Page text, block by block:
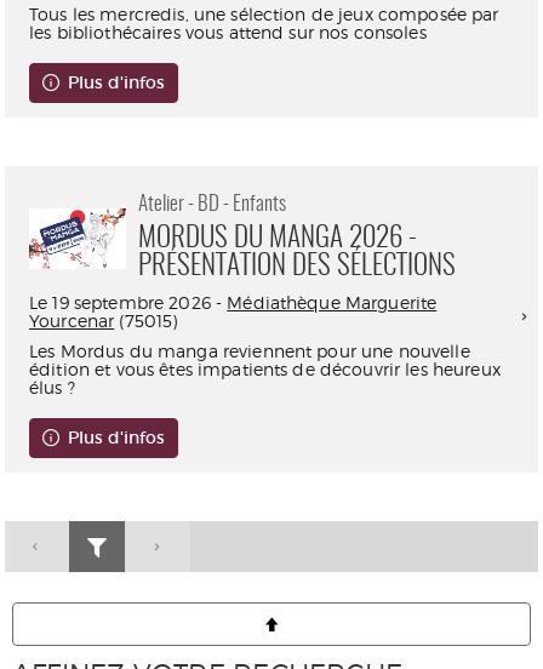
Tous les mercredis, une sélection de jeux composée par
les bibliothécaires vous attend sur nos consoles
Plus d'infos
Atelier - BD - Enfants
MORDUS DU MANGA 2026 -
PRÉSENTATION DES SÉLECTIONS
Le 19 septembre 2026 - Médiathèque Marguerite
Yourcenar (75015)
Les Mordus du manga reviennent pour une nouvelle
édition et vous êtes impatients de découvrir les heureux
élus ?
Plus d'infos